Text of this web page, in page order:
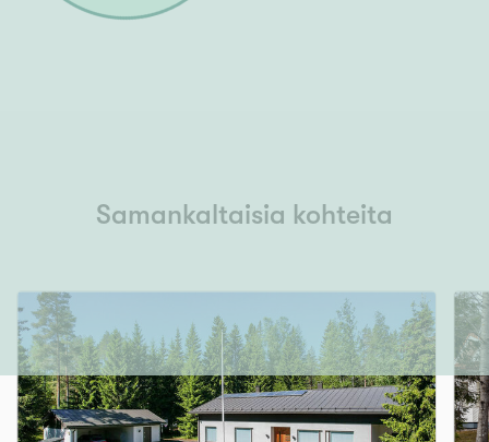
Samankaltaisia kohteita